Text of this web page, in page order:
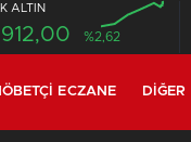
ALTIN
%2,62
ECZANE DIĞER